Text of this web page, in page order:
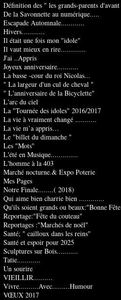
Définition des " les grands-parents
De la Savonnette au numérique.....
Escapade Automnale............
Hivers............
Il était une fois mon "idole"
Il vaut mieux en rire.............
J'ai ..Appris
Joyeux anniversaire...........
La basse -cour du roi Nicolas...
" La largeur d'un cul de cheval "
" L'anniversaire de la Bicyclette"
L'arc du ciel
La "Tournée des idoles" 2016/2017
La vie à vraiment changé ...........
La vie m’a appris…
Le "billet du dimanche "
Les "Mots"
L'été en Musique..............
L'homme à la 403
Marché nocturne.& Expo Poterie
Mes Pages
Notre Finale........( 2018)
Qui aime bien charrie bien .............
Qu'ils soient grands ou beaux:"Bonne
Reportage:"Fête du couteau"
Reportages :"Marchés de noël"
Santé; " cailloux dans les reins"
Santé et espoir pour 2025
Sculptures sur Bois...........
Tatie............
Un sourire
VIEILLIR..........
Vivre..........Avec.........Humour
VŒUX 2017